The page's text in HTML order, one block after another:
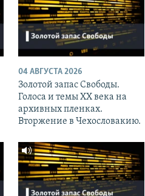
04 АВГУСТА 2026
Золотой запас Свободы.
Голоса и темы XX века на
архивных пленках.
Вторжение в Чехословакию.